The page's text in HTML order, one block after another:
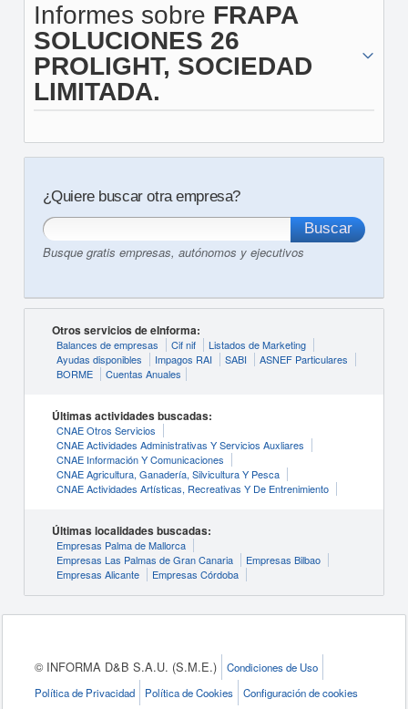
Informes sobre FRAPA
SOLUCIONES 26
PROLIGHT, SOCIEDAD
LIMITADA.
¿Quiere buscar otra empresa?
Busque gratis empresas, autónomos y ejecutivos
Otros servicios de eInforma:
Balances de empresas Cif nif
Listados de Marketing
Ayudas disponibles
Impagos RAI SABI
ASNEF Particulares
BORME
Cuentas Anuales
Últimas actividades buscadas:
CNAE Otros Servicios
CNAE Actividades Administrativas Y Servicios Auxliares
CNAE Información Y Comunicaciones
CNAE Agricultura, Ganadería, Silvicultura Y Pesca
CNAE Actividades Artísticas, Recreativas Y De Entrenimiento
Últimas localidades buscadas:
Empresas Palma de Mallorca
Empresas Las Palmas de Gran Canaria
Empresas Bilbao
Empresas Alicante
Empresas Córdoba
© INFORMA D&B S.A.U. (S.M.E.)
Condiciones de Uso
Política de Privacidad
Política de Cookies Configuración de cookies